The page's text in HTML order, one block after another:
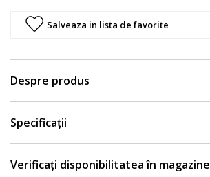
Salveaza in lista de favorite
Despre produs
Specificații
Verificați disponibilitatea în magazine